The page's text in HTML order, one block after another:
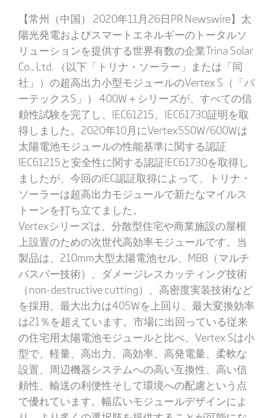
【常州（中国） 2020年11月26日PR Newswire】太
陽光発電およびスマートエネルギーのトータルソ
リューションを提供する世界有数の企業Trina Solar
Co., Ltd. （以下「トリナ・ソーラー」または「同
社」）の超高出力小型モジュールのVertex S（「バ
ーテックスS」） 400W＋シリーズが、すべての信
頼性試験を完了し、IEC61215、IEC61730証明を取
得しました。2020年10月にVertex550W/600Wは
太陽電池モジュールの性能基準に関する認証
IEC61215と安全性に関する認証IEC61730を取得し
ましたが、今回のIEC認証取得によって、トリナ・
ソーラーは超高出力モジュールで新たなマイルス
トーンを打ち立てました。
Vertexシリーズは、分散型住宅や商業施設の屋根
上設置のための次世代高効率モジュールです。当
製品は、210mm大型太陽電池セル、MBB（マルチ
バスバー技術）、ダメージレスカッティング技術
（non-destructive cutting）、高密度実装技術など
を採用、最大出力は405Wを上回り、最大変換効率
は21％を超えています。市場に出回っている従来
の住宅用太陽電池モジュールと比べ、Vertex Sは小
型で、軽量、高出力、高効率、高発電量、柔軟な
設置、周辺機器システムへの高い互換性、高い信
頼性、輸送の利便性そして環境への配慮という点
で優れています。幅広いモジュールデザインによ